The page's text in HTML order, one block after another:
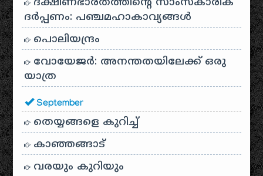
ദക്ഷിണഭാരതത്തിൻ്റെ സാംസ്കാരിക
ദർപ്പണം: പഞ്ചമഹാകാവ്യങ്ങൾ
പൊലിയന്ദ്രം
വോയേജർ: അനന്തതയിലേക്ക് ഒരു
യാത്ര
September
തെയ്യങ്ങളെ കുറിച്ച്
കാഞ്ഞങ്ങാട്
വരയും കുറിയും